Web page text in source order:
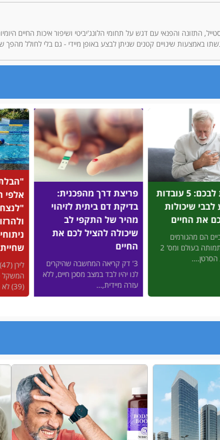
הלייף סטייל, התזונה והפנאי עם דגש על תחומי הלונג'יביטי ושיפור איכות
באמצעות שינויים קטנים שניתן לבצע באופן מיידי - גם בלי לחולל
מהפכנית:
ביתית לזיהוי
התקפי לב
לכם את
המחשבה שהיקרים
"הבלתי מוזרקים": מיהם
אלפי הישראלים שהצליחו
"לנצח" את כוכבי הוליווד
ולהרזות בלי זריקות ובלי
ניתוחים - באמצעות
שחיית חתירה?
לירן (47) נבהל כשהמחוג של
המשקל כמעט הגיע ל-100, ודקלה
(39) לא היתה...
על
החיים
לשמור